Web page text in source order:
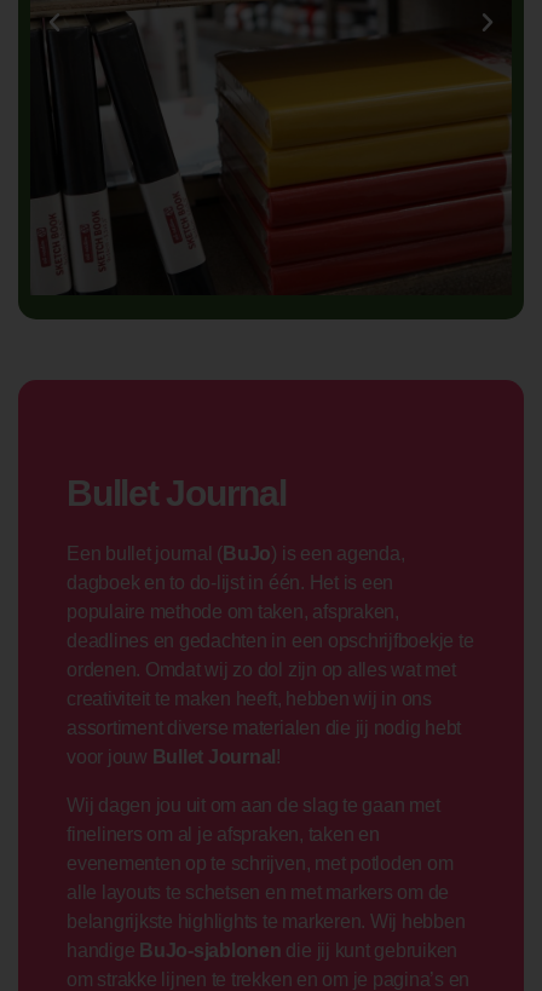
Bullet Journal
Een bullet journal ( BuJo) is een agenda,
dagboek en to do-lijst in één. Het is een
populaire methode om taken, afspraken,
deadlines en gedachten in een opschrijfboekje te
ordenen. Omdat wij zo dol zijn op alles wat met
creativiteit te maken heeft, hebben wij in ons
assortiment diverse materialen die jij nodig hebt
voor jouw Bullet Journal !
Wij dagen jou uit om aan de slag te gaan met
fineliners om al je afspraken, taken en
evenementen op te schrijven, met potloden om
alle layouts te schetsen en met markers om de
belangrijkste highlights te markeren. Wij hebben
handige BuJo-sjablonen die jij kunt gebruiken
om strakke lijnen te trekken en om je pagina’s en